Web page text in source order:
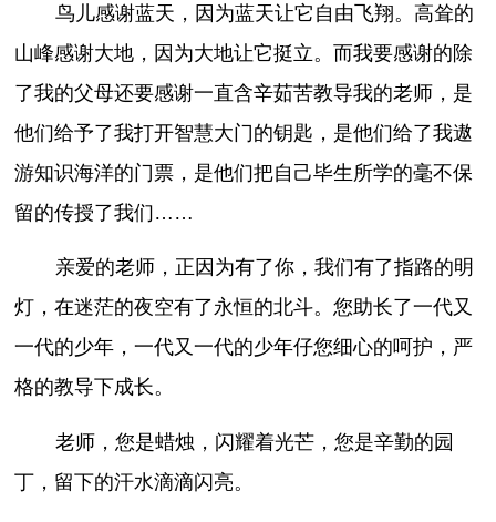
鸟儿感谢蓝天，因为蓝天让它自由飞翔。高耸的
山峰感谢大地，因为大地让它挺立。而我要感谢的除
了我的父母还要感谢一直含辛茹苦教导我的老师，是
他们给予了我打开智慧大门的钥匙，是他们给了我遨
游知识海洋的门票，是他们把自己毕生所学的毫不保
留的传授了我们……
亲爱的老师，正因为有了你，我们有了指路的明
灯，在迷茫的夜空有了永恒的北斗。您助长了一代又
一代的少年，一代又一代的少年仔您细心的呵护，严
格的教导下成长。
老师，您是蜡烛，闪耀着光芒，您是辛勤的园
丁，留下的汗水滴滴闪亮。